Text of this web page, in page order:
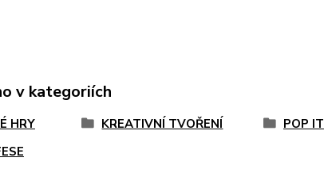
v kategoriích
HRY KREATIVNÍ TVOŘENÍ POP IT